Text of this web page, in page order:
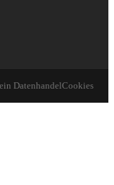
DatenhandelCookies